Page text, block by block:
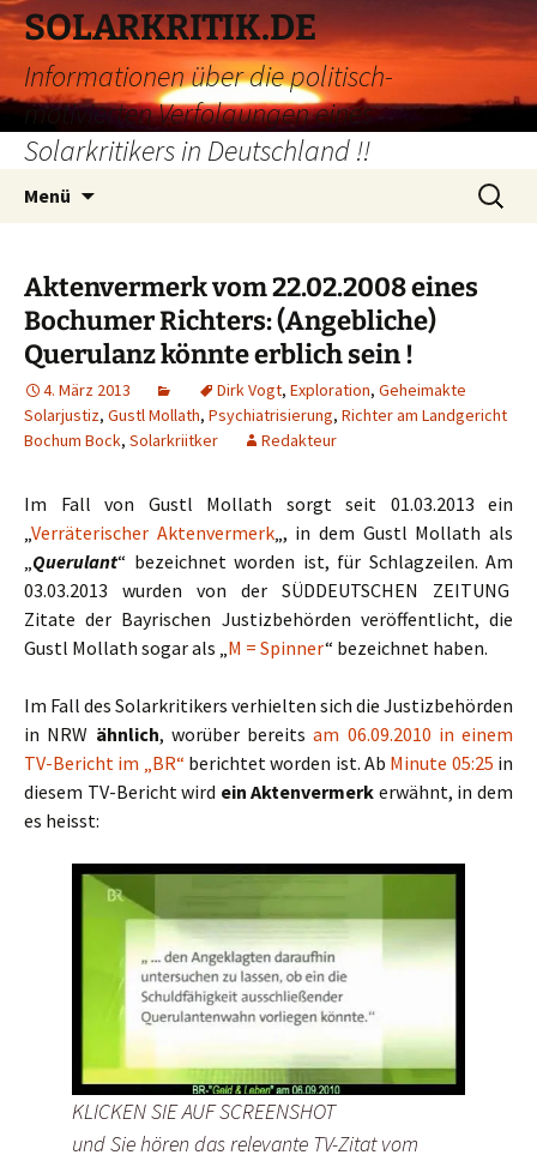
Zum
Inhalt
springen
SOLARKRITIK.DE
Informationen über die politisch-
motivierten Verfolgungen eines
Solarkritikers in Deutschland !!
Menü
Suchen
nach:
Aktenvermerk vom 22.02.2008 eines
Bochumer Richters: (Angebliche)
Querulanz könnte erblich sein !
4. März 2013 Dirk Vogt, Exploration, Geheimakte
Solarjustiz, Gustl Mollath, Psychiatrisierung, Richter am Landgericht
Bochum Bock, Solarkriitker Redakteur
Im Fall von Gustl Mollath sorgt seit 01.03.2013 ein
„Verräterischer Aktenvermerk„, in dem Gustl Mollath als
„Querulant“ bezeichnet worden ist, für Schlagzeilen. Am
03.03.2013 wurden von der SÜDDEUTSCHEN ZEITUNG
Zitate der Bayrischen Justizbehörden veröffentlicht, die
Gustl Mollath sogar als „M = Spinner“ bezeichnet haben.
Im Fall des Solarkritikers verhielten sich die Justizbehörden
in NRW ähnlich, worüber bereitsam 06.09.2010 in einem
TV-Bericht im „BR“ berichtet worden ist. Ab Minute 05:25 in
diesem TV-Bericht wird ein Aktenvermerk erwähnt, in dem
es heisst:
KLICKEN SIE AUF SCREENSHOT
und Sie hören das relevante TV-Zitat vom